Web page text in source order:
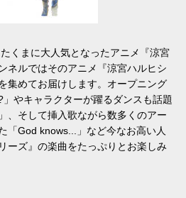
くまに大人気となったアニメ『涼宮
ネルではそのアニメ『涼宮ハルヒシ
集めてお届けします。オープニング
やキャラクターが躍るダンスも話題
、そして挿入歌ながら数多くのアー
「God knows...」など今なお高い人
ーズ』の楽曲をたっぷりとお楽しみ